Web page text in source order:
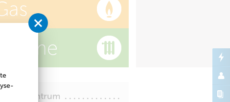
Wärme
Kundenzentrum